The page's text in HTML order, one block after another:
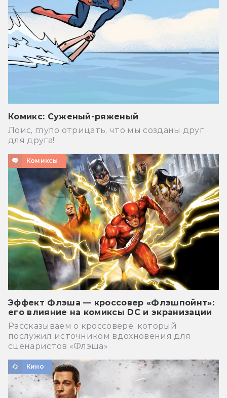
Комикс: Суженый-ряженый
Лоис, глупо отрицать, что мы созданы друг
для друга!
Комиксы
Эффект Флэша — кроссовер «Флэшпойнт»:
его влияние на комиксы DC и экранизации
Рассказываем о кроссовере, который
послужил источником вдохновения для
сценаристов «Флэша»
Кино